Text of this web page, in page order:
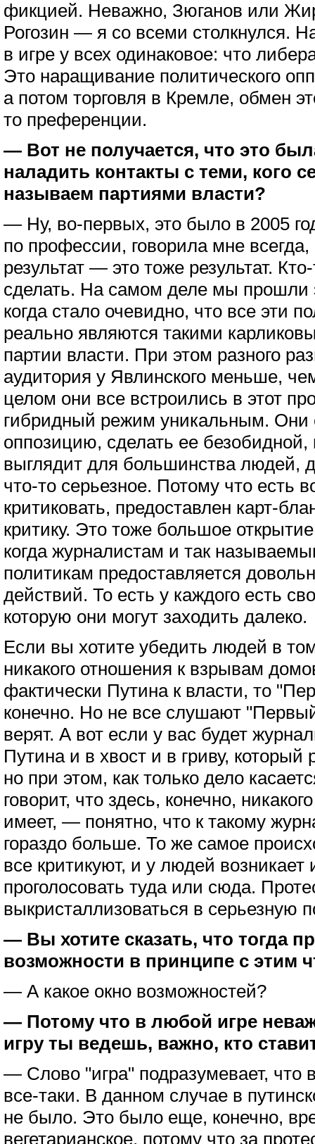
фикцией. Неважно, Зюганов или
Рогозин — я со всеми столкнулся.
в игре у всех одинаковое: что
Это наращивание политического
а потом торговля в Кремле, обмен
то преференции.
— Вот не получается, что это
наладить контакты с теми, кого
называем партиями власти?
— Ну, во-первых, это было в 2005
по профессии, говорила мне
результат — это тоже результат.
сделать. На самом деле мы прошли
когда стало очевидно, что все эти
реально являются такими
партии власти. При этом разного
аудитория у Явлинского меньше,
целом они все встроились в этот
гибридный режим уникальным. Они
оппозицию, сделать ее безобидной,
выглядит для большинства людей,
что-то серьезное. Потому что есть
критиковать, предоставлен карт-
критику. Это тоже большое
когда журналистам и так
политикам предоставляется
действий. То есть у каждого есть
которую они могут заходить далеко.
Если вы хотите убедить людей в
никакого отношения к взрывам
фактически Путина к власти, то
конечно. Но не все слушают
верят. А вот если у вас будет
Путина и в хвост и в гриву, который
но при этом, как только дело
говорит, что здесь, конечно,
имеет, — понятно, что к такому
гораздо больше. То же самое
все критикуют, и у людей
проголосовать туда или сюда.
выкристаллизоваться в серьезную
— Вы хотите сказать, что тогда
возможности в принципе с этим
— А какое окно возможностей?
— Потому что в любой игре
игру ты ведешь, важно, кто
— Слово "игра" подразумевает, что
все-таки. В данном случае в
не было. Это было еще, конечно,
вегетарианское, потому что за